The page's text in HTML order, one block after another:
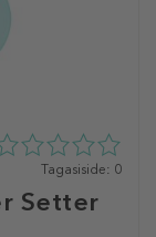
Setter
0
5st
Tagasiside: 0